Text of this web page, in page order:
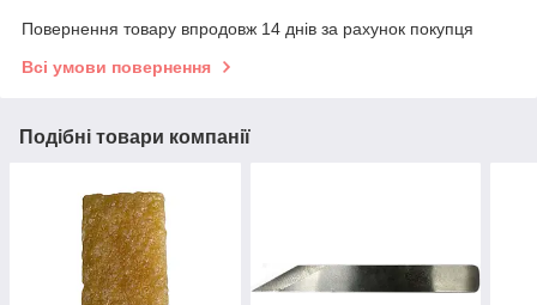
Повернення товару впродовж 14 днів за рахунок покупця
Всі умови повернення
Подібні товари компанії